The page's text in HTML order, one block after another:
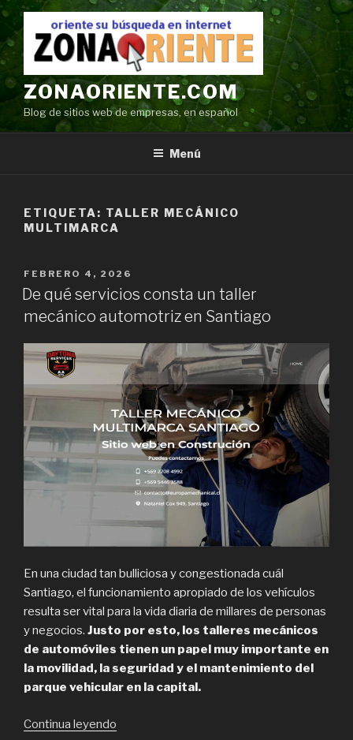
Ir
contenido
ZONAORIENTE.COM
Blog de sitios web de empresas, en español
Menú
ETIQUETA: TALLER MECÁNICO
MULTIMARCA
POSTED
ON
FEBRERO 4, 2026
De qué servicios consta un taller
mecánico automotriz en Santiago
En una ciudad tan bulliciosa y congestionada cuál
Santiago, el funcionamiento apropiado de los vehículos
resulta ser vital para la vida diaria de millares de personas
y negocios. Justo por esto, los talleres mecánicos
de automóviles tienen un papel muy importante en
la movilidad, la seguridad y el mantenimiento del
parque vehicular en la capital.
Continua leyendo